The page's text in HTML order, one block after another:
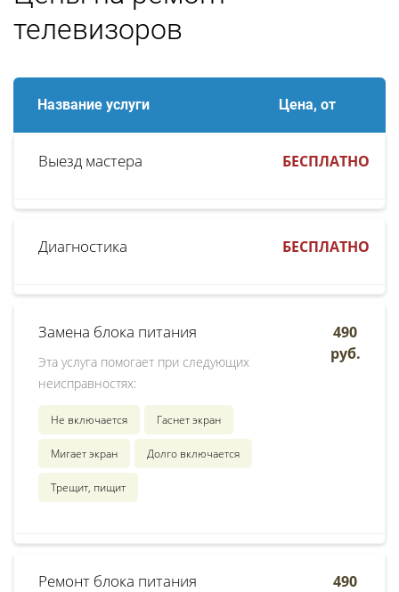
телевизоров
Название услуги Цена, от
Выезд мастера БЕСПЛАТНО
Диагностика БЕСПЛАТНО
Замена блока питания
Эта услуга помогает при следующих
неисправностях:
Не включается Гаснет экран
Мигает экран Долго включается
Трещит, пищит
490
руб.
Ремонт блока питания
490